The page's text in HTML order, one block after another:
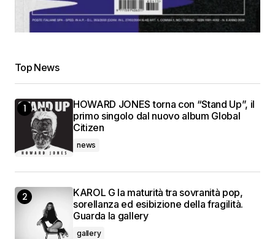
Top News
HOWARD JONES torna con “Stand Up”, il
primo singolo dal nuovo album Global
Citizen
news
KAROL G la maturità tra sovranità pop,
sorellanza ed esibizione della fragilità.
Guarda la gallery
gallery